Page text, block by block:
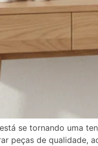
se tornando uma
peças de qualidade,